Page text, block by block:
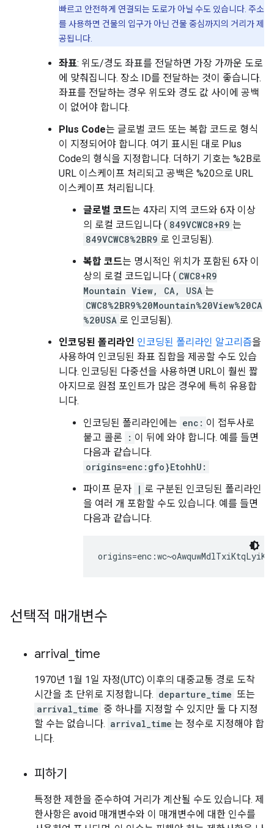
빠르고 안전하게 연결되는 도로가 아닐 수도 있습니다. 주소
를 사용하면 건물의 입구가 아닌 건물 중심까지의 거리가 제
공됩니다.
좌표: 위도/경도 좌표를 전달하면 가장 가까운 도로
에 맞춰집니다. 장소 ID를 전달하는 것이 좋습니다.
좌표를 전달하는 경우 위도와 경도 값 사이에 공백
이 없어야 합니다.
Plus Code는 글로벌 코드 또는 복합 코드로 형식
이 지정되어야 합니다. 여기 표시된 대로 Plus
Code의 형식을 지정합니다. 더하기 기호는 %2B로
URL 이스케이프 처리되고 공백은 %20으로 URL
이스케이프 처리됩니다.
글로벌 코드는 4자리 지역 코드와 6자 이상
의 로컬 코드입니다 ( 849VCWC8+R9 는
849VCWC8%2BR9 로 인코딩됨).
복합 코드는 명시적인 위치가 포함된 6자 이
상의 로컬 코드입니다 ( CWC8+R9
Mountain View, CA, USA 는
CWC8%2BR9%20Mountain%20View%20CA
%20USA 로 인코딩됨).
인코딩된 폴리라인 인코딩된 폴리라인 알고리즘을
사용하여 인코딩된 좌표 집합을 제공할 수도 있습
니다. 인코딩된 다중선을 사용하면 URL이 훨씬 짧
아지므로 원점 포인트가 많은 경우에 특히 유용합
니다.
인코딩된 폴리라인에는 enc: 이 접두사로
붙고 콜론
: 이 뒤에 와야 합니다. 예를 들면
다음과 같습니다.
origins=enc:gfo}EtohhU:
파이프 문자
| 로 구분된 인코딩된 폴리라인
을 여러 개 포함할 수도 있습니다. 예를 들면
다음과 같습니다.
선택적 매개변수
arrival time
1970년 1월 1일 자정(UTC) 이후의 대중교통 경로 도착
시간을 초 단위로 지정합니다. departure_time 또는
arrival_time 중 하나를 지정할 수 있지만 둘 다 지정
할 수는 없습니다. arrival_time 는 정수로 지정해야 합
니다.
피하기
특정한 제한을 준수하여 거리가 계산될 수도 있습니다. 제
한사항은 avoid 매개변수와 이 매개변수에 대한 인수를